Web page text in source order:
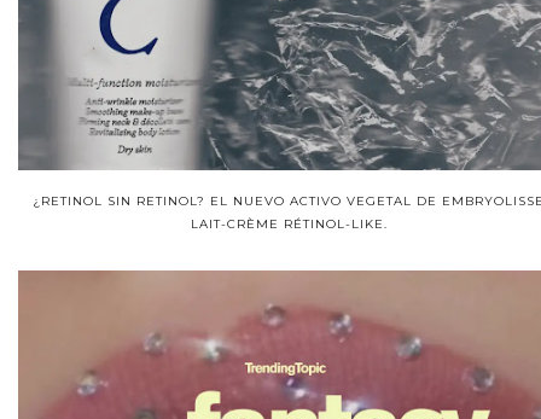
¿RETINOL SIN RETINOL? EL NUEVO ACTIVO VEGETAL DE
LAIT-CRÈME RÉTINOL-LIKE.